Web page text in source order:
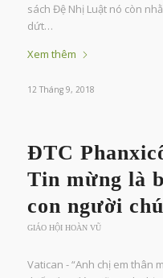
sách Đệ Nhị Luật nó còn
dứt…
Xem thêm
12 Tháng 9, 2018
ĐTC
Tin mừng là
con người
GIÁO HỘI HOÀN VŨ
Vatican - “Anh chị em thân